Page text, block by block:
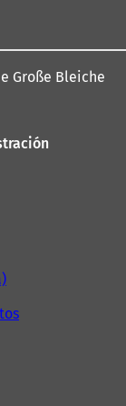
Große Bleiche